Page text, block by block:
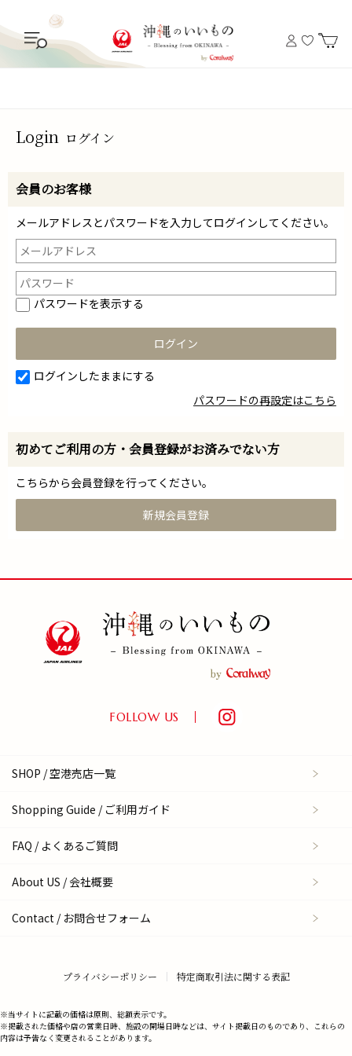
Login ログイン
会員のお客様
メールアドレスとパスワードを入力してログインしてください。
パスワードを表示する
ログインしたままにする
パスワードの再設定はこちら
FOLLOW US
SHOP / 空港売店一覧
Shopping Guide / ご利用ガイド
FAQ / よくあるご質問
About US / 会社概要
Contact / お問合せフォーム
プライバシーポリシー 特定商取引法に関する表記
※当サイトに記載の価格は原則、総額表示です。
※掲載された価格や店の営業日時、施設の開場日時などは、サイト掲載日のものであり、これらの
内容は予告なく変更されることがあります。